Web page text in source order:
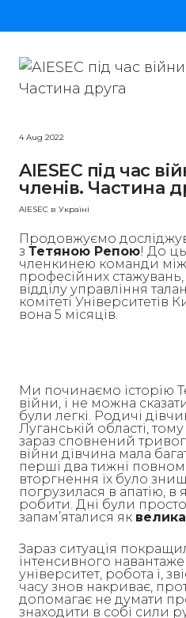
Проєкти
Приєднатись до AIESEC
Наші команди
Блог
4 Aug 2022
AIESEC під час
членів. Частина
AIESEC в Україні
Продовжуємо
з Тетяною Репою! До
членкинею команди
професійних
відділу управління
комітеті Університетів
вона 5 місяців.
Ми починаємо історію
війни, і не можна
були легкі. Родичі
Луганській області,
зараз сповнений
війни дівчина мала
перші два тижні
вторгнення їх було
погрузилася в апатію, в
робити. Дні були
запам’яталися як
Зараз ситуація
інтенсивного
університет, робота і,
часу знов накриває,
допомагає не думати
знаходити в собі сили